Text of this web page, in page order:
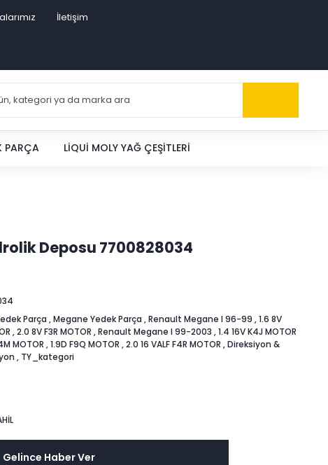
İletişim
PARÇA LIQUI MOLY YAĞ ÇEŞITLERI
Deposu 7700828034
Parça ,Megane Yedek Parça ,Renault Megane I 96-99 ,1.6 8V
,2.0 8V F3R MOTOR ,Renault Megane I 99-2003 ,1.4 16V K4J MOTOR
MOTOR ,1.9D F9Q MOTOR ,2.0 16 VALF F4R MOTOR ,Direksiyon &
, TY_kategori
Gelince Haber Ver